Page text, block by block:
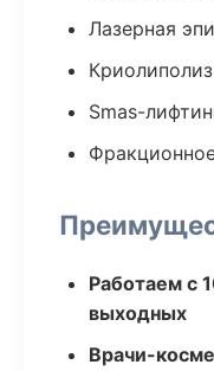
Лазерная
Smas-
Работаем с
выходных
Врачи-